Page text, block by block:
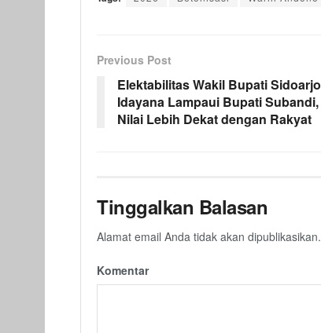
Previous Post
Elektabilitas Wakil Bupati
Idayana Lampaui Bupati
Nilai Lebih Dekat dengan Rakyat
Tinggalkan Balasan
Alamat email Anda tidak akan dipublikasikan.
Komentar